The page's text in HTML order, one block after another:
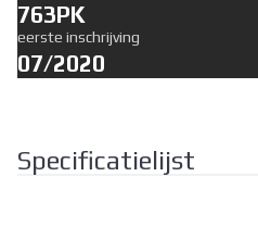
763PK
eerste inschrijving
07/2020
Specificatielijst